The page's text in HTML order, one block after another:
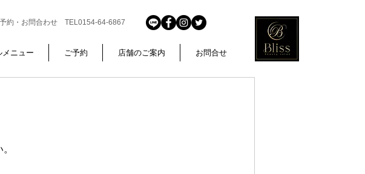
約・お問合わせ TEL0154-64-6867
メニュー ご予約 店舗のご案内 お問合せ